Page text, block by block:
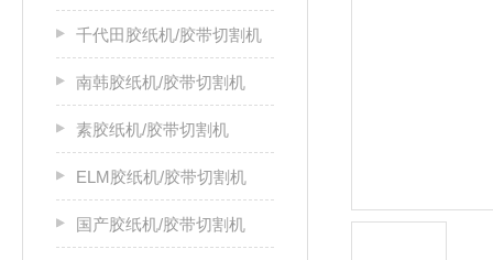
千代田胶纸机/胶带切割机
南韩胶纸机/胶带切割机
素胶纸机/胶带切割机
ELM胶纸机/胶带切割机
国产胶纸机/胶带切割机